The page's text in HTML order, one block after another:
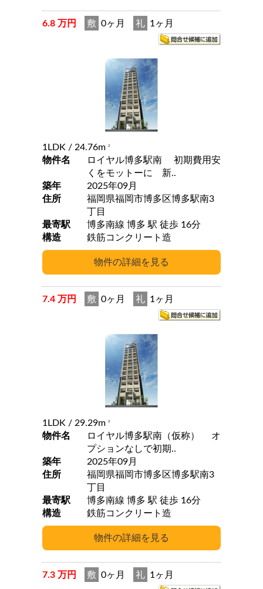
6.8 万円 敷 0ヶ月 礼 1ヶ月
1LDK / 24.76m 2
物件名
ロイヤル博多駅南 初期費用安
くをモットーに 新..
築年
2025年09月
住所
福岡県福岡市博多区博多駅南3
丁目
最寄駅
博多南線 博多 駅 徒歩 16分
構造
鉄筋コンクリート造
7.4 万円 敷 0ヶ月 礼 1ヶ月
1LDK / 29.29m 2
物件名
ロイヤル博多駅南（仮称） オ
プションなしで初期..
築年
2025年09月
住所
福岡県福岡市博多区博多駅南3
丁目
最寄駅
博多南線 博多 駅 徒歩 16分
構造
鉄筋コンクリート造
7.3 万円 敷 0ヶ月 礼 1ヶ月